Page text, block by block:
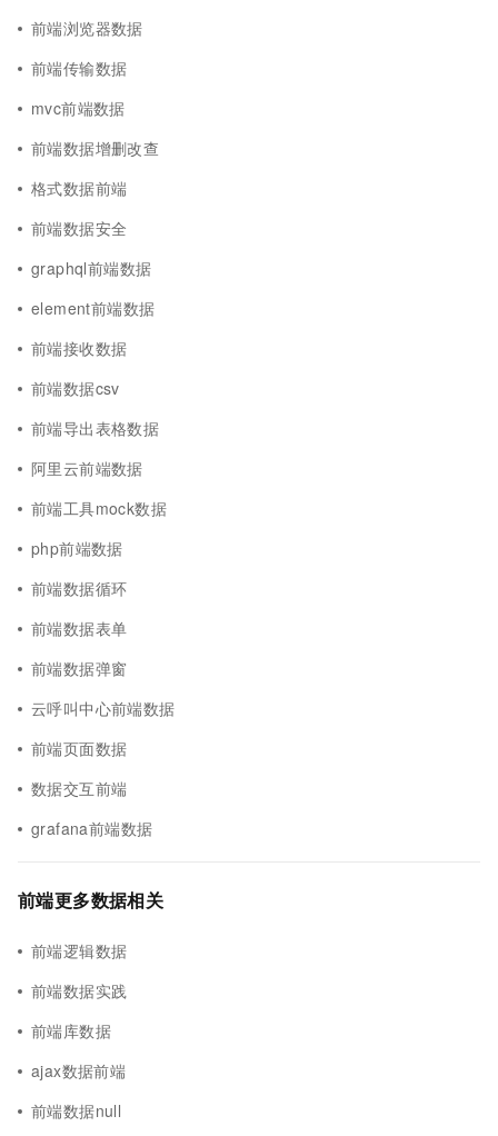
前端浏览器数据
前端传输数据
mvc前端数据
前端数据增删改查
格式数据前端
前端数据安全
graphql前端数据
element前端数据
前端接收数据
前端数据csv
前端导出表格数据
阿里云前端数据
前端工具mock数据
php前端数据
前端数据循环
前端数据表单
前端数据弹窗
云呼叫中心前端数据
前端页面数据
数据交互前端
grafana前端数据
前端更多数据相关
前端逻辑数据
前端数据实践
前端库数据
ajax数据前端
前端数据null